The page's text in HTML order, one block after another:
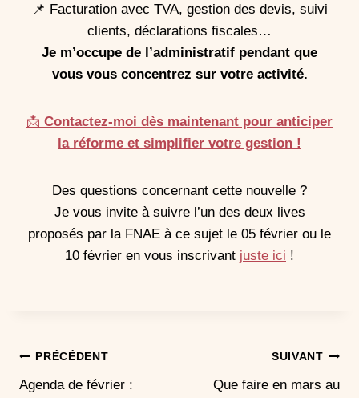
📌 Facturation avec TVA, gestion des devis, suivi
clients, déclarations fiscales…
Je m’occupe de l’administratif pendant que
vous vous concentrez sur votre activité.
📩 Contactez-moi dès maintenant pour anticiper
la réforme et simplifier votre gestion !
Des questions concernant cette nouvelle ?
Je vous invite à suivre l’un des deux lives
proposés par la FNAE à ce sujet le 05 février ou le
10 février en vous inscrivant juste ici !
Navigation
PRÉCÉDENT
Agenda de février :
SUIVANT
Que faire en mars au